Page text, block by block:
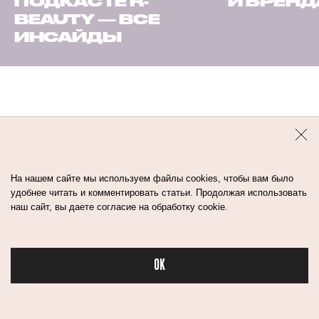
Бьюти в спорте
BEAUTY — ВСЕ
ИНСАЙДЫ
новости
На нашем сайте мы используем файлы cookies, чтобы вам было
удобнее читать и комментировать статьи. Продолжая использовать
наш сайт, вы даете согласие на обработку cookie.
OK